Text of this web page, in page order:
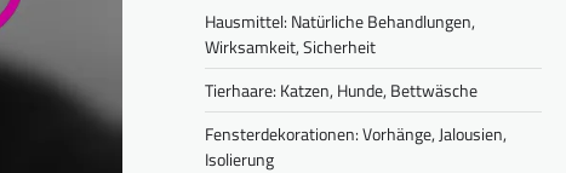
Hausmittel: Natürliche Behandlungen,
Wirksamkeit, Sicherheit
Tierhaare: Katzen, Hunde, Bettwäsche
Fensterdekorationen: Vorhänge, Jalousien,
Isolierung